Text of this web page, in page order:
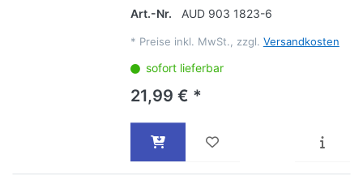
Art.-Nr.
AUD 903 1823-6
* Preise inkl. MwSt., zzgl. Versandkosten
sofort lieferbar
21,99 € *